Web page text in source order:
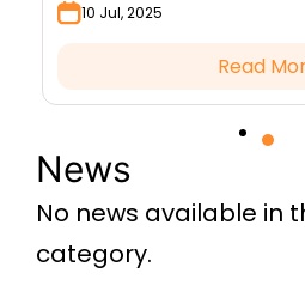
10 Jul, 2025
Read
News
No news available in
category.